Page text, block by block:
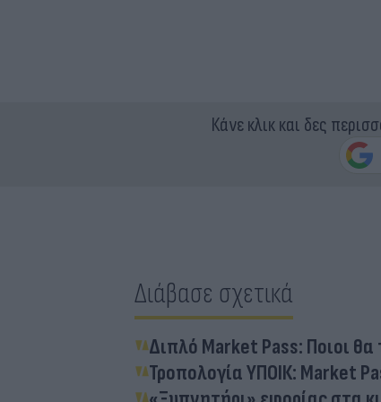
Κάνε κλικ και δες
Διάβασε σχετικά
Διπλό Market Pass: Ποιοι
Τροπολογία ΥΠΟΙΚ: Market